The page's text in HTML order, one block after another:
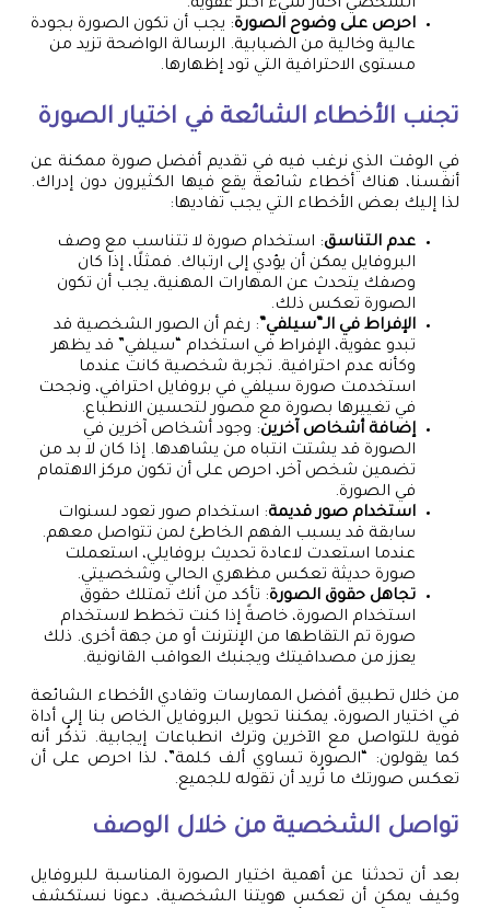
الشخصي أختار شيء أكثر عفوية.
احرص على وضوح الصورة: يجب أن تكون الصورة بجودة
عالية وخالية من الضبابية. الرسالة الواضحة تزيد من
مستوى الاحترافية التي تود إظهارها.
تجنب الأخطاء الشائعة في اختيار الصورة
في الوقت الذي نرغب فيه في تقديم أفضل صورة ممكنة عن
أنفسنا، هناك أخطاء شائعة يقع فيها الكثيرون دون إدراك.
لذا إليك بعض الأخطاء التي يجب تفاديها:
عدم التناسق: استخدام صورة لا تتناسب مع وصف
البروفايل يمكن أن يؤدي إلى ارتباك. فمثلًا، إذا كان
وصفك يتحدث عن المهارات المهنية، يجب أن تكون
الصورة تعكس ذلك.
الإفراط في الـ”سيلفي”: رغم أن الصور الشخصية قد
تبدو عفوية، الإفراط في استخدام “سيلفي” قد يظهر
وكأنه عدم احترافية. تجربة شخصية كانت عندما
استخدمت صورة سيلفي في بروفايل احترافي، ونجحت
في تغييرها بصورة مع مصور لتحسين الانطباع.
إضافة أشخاص آخرين: وجود أشخاص آخرين في
الصورة قد يشتت انتباه من يشاهدها. إذا كان لا بد من
تضمين شخص آخر، احرص على أن تكون مركز الاهتمام
في الصورة.
استخدام صور قديمة: استخدام صور تعود لسنوات
سابقة قد يسبب الفهم الخاطئ لمن تتواصل معهم.
عندما استعدت لاعادة تحديث بروفايلي، استعملت
صورة حديثة تعكس مظهري الحالي وشخصيتي.
تجاهل حقوق الصورة: تأكد من أنك تمتلك حقوق
استخدام الصورة، خاصةً إذا كنت تخطط لاستخدام
صورة تم التقاطها من الإنترنت أو من جهة أخرى. ذلك
يعزز من مصداقيتك ويجنبك العواقب القانونية.
من خلال تطبيق أفضل الممارسات وتفادي الأخطاء الشائعة
في اختيار الصورة، يمكننا تحويل البروفايل الخاص بنا إلى أداة
قوية للتواصل مع الآخرين وترك انطباعات إيجابية. تذكُر أنه
كما يقولون: “الصورة تساوي ألف كلمة”، لذا احرص على أن
تعكس صورتك ما تُريد أن تقوله للجميع.
تواصل الشخصية من خلال الوصف
بعد أن تحدثنا عن أهمية اختيار الصورة المناسبة للبروفايل
وكيف يمكن أن تعكس هويتنا الشخصية، دعونا نستكشف